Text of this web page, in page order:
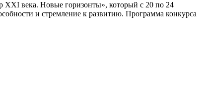
XXI века. Новые горизонты», который с 20 по 24
и стремление к развитию. Программа конкурса